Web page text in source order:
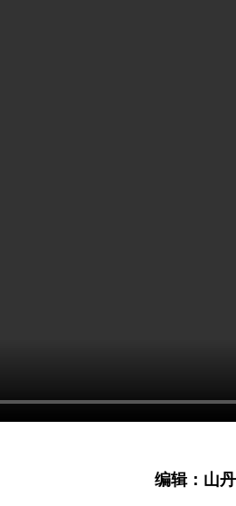
编辑：山